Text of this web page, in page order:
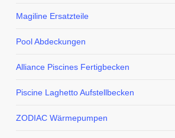
Magiline Ersatzteile
Pool Abdeckungen
Alliance Piscines Fertigbecken
Piscine Laghetto Aufstellbecken
ZODIAC Wärmepumpen